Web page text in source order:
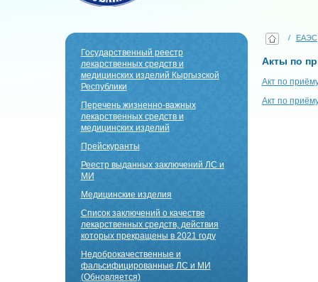
Государственный реестр
лекарственных средств и
медицинских изделий Кыргызской
Республики
Перечень жизненно-важных
лекарственных средств и
медицинских изделий
Прейскуранты
Реестр выданных заключений ЛС и
МИ
Медицинские изделия
Список заключений о качестве
лекарственных средств, действия
которых прекращены в 2021 году
Недоброкачественные и
фальсифицированные ЛС и МИ
(Обновляется)
/ ЕАЭС
Акты по
Акт по
Акт по